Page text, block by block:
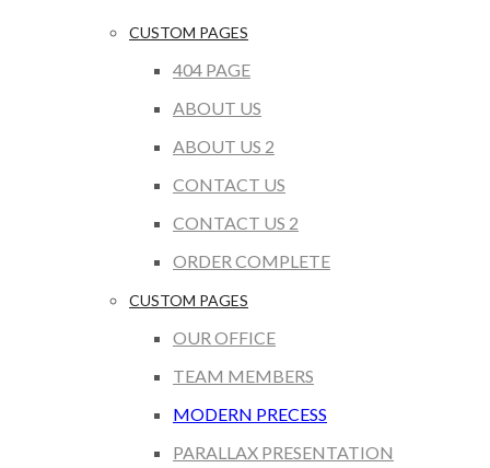
CUSTOM PAGES
404 PAGE
ABOUT US
ABOUT US 2
CONTACT US
CONTACT US 2
ORDER COMPLETE
CUSTOM PAGES
OUR OFFICE
TEAM MEMBERS
MODERN PRECESS
PARALLAX PRESENTATION